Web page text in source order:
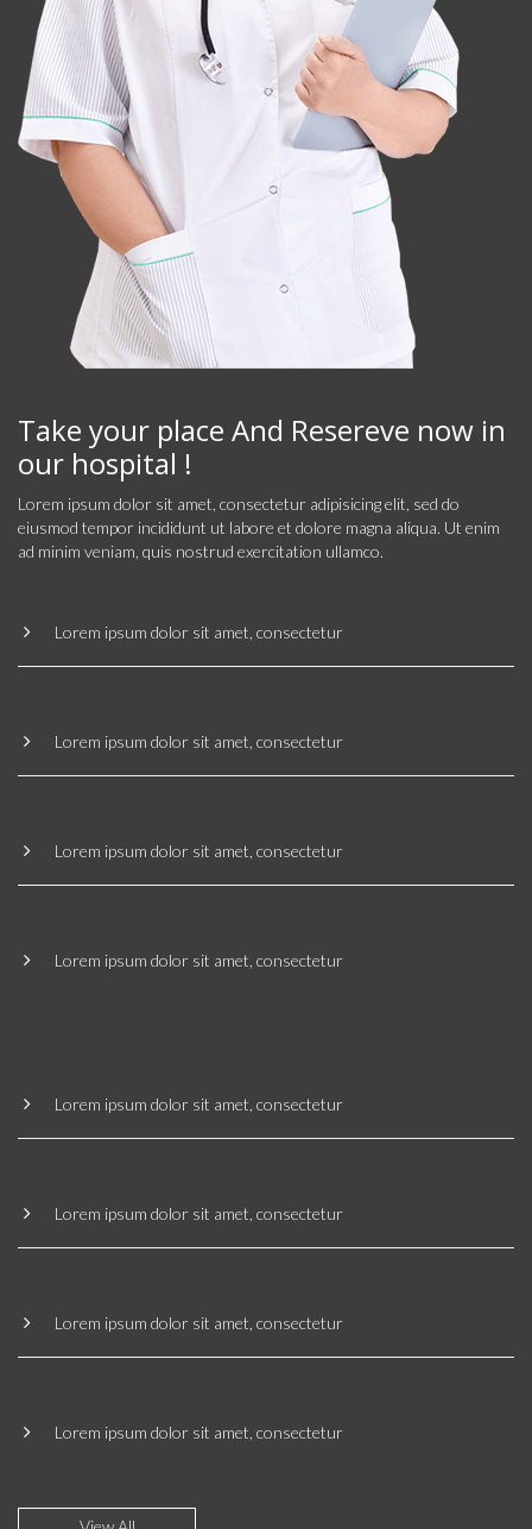
Take your place And Resereve now in
our hospital !
Lorem ipsum dolor sit amet, consectetur adipisicing elit, sed do
eiusmod tempor incididunt ut labore et dolore magna aliqua. Ut enim
ad minim veniam, quis nostrud exercitation ullamco.
Lorem ipsum dolor sit amet, consectetur
Lorem ipsum dolor sit amet, consectetur
Lorem ipsum dolor sit amet, consectetur
Lorem ipsum dolor sit amet, consectetur
Lorem ipsum dolor sit amet, consectetur
Lorem ipsum dolor sit amet, consectetur
Lorem ipsum dolor sit amet, consectetur
Lorem ipsum dolor sit amet, consectetur